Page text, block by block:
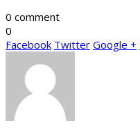
0 comment
0
Facebook Twitter Google +